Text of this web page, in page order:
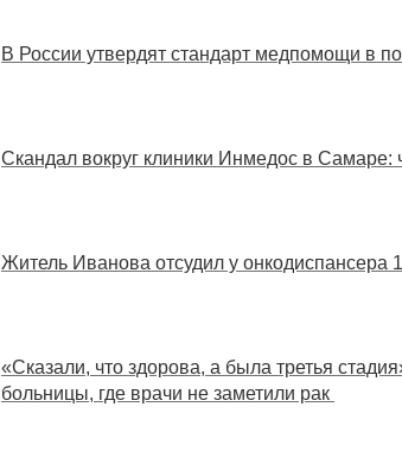
В России утвердят стандарт медпомощи в
Скандал вокруг клиники Инмедос в Самаре:
Житель Иванова отсудил у онкодиспансера
«Сказали, что здорова, а была третья
больницы, где врачи не заметили рак